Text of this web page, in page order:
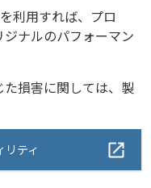
利用すれば、プロ
ナルのパフォーマン
損害に関しては、製
ティ